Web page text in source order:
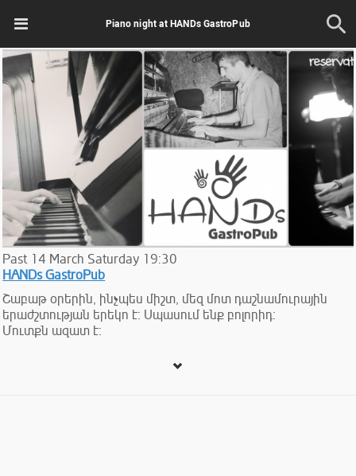
Piano night at HANDs GastroPub
Past 14 March Saturday 19:30
HANDs GastroPub
Շաբաթ օրերին, ինչպես միշտ, մեզ մոտ դաշնամուրային
երաժշտության երեկո է։ Սպասում ենք բոլորիդ։
Մուտքն ազատ է։